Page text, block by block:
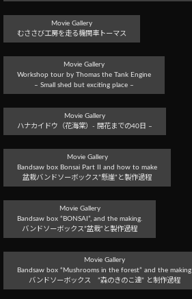
Movie Gallery
むささび工房を走る機関車トーマス
Movie Gallery
Workshop tour by Thomas the Tank Engine
– Small shed but exciting place –
Movie Gallery
ハナカイドウ（花海棠）- 開花までの40日 –
Movie Gallery
Bandsaw box Bonsai Part II and how to make
盆栽バンドソーボックス”懸崖”と製作過程
Movie Gallery
Bandsaw box “BONSAI”, and the making.
バンドソーボックス”盆栽”と製作過程
Movie Gallery
Bandsaw box “Mushrooms in the forest” and the making
バンドソーボックス ”森のきのこ達” と制作過程